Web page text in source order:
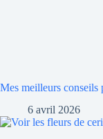
Mes meilleurs conseils
6 avril 2026